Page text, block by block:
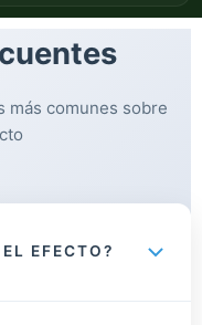
más comunes sobre
EFECTO?